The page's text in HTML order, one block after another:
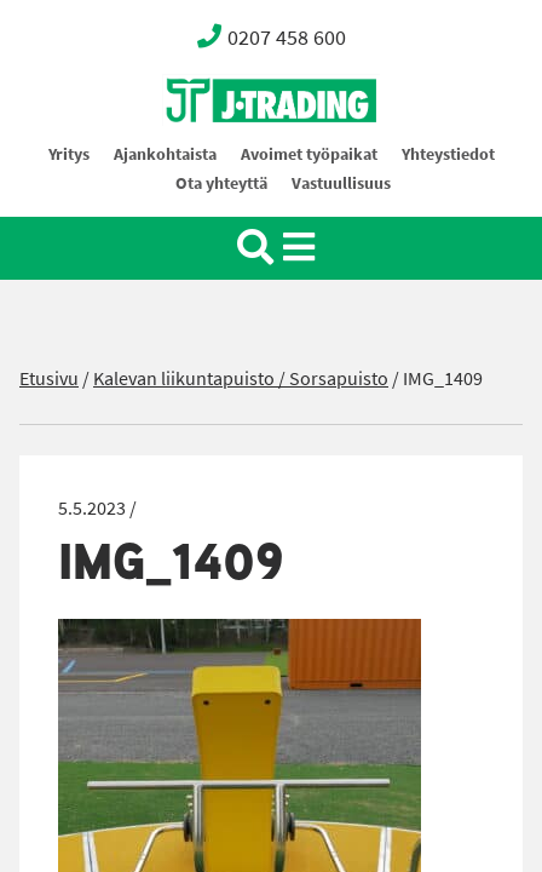
0207 458 600
Oy J-Trading Ab
Yritys Ajankohtaista Avoimet työpaikat
Yhteystiedot
Ota yhteyttä
Vastuullisuus
Etusivu /Kalevan liikuntapuisto / Sorsapuisto /IMG_1409
5.5.2023 /
IMG_1409